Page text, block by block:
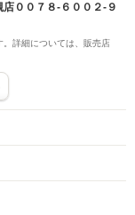
００７８-６００２-９
詳細については、販売店